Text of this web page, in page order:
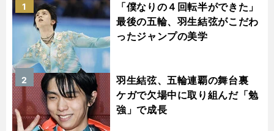
「僕なりの４回転半ができた」
最後の五輪、羽生結弦がこだわ
ったジャンプの美学
1
羽生結弦、五輪連覇の舞台裏
ケガで欠場中に取り組んだ「勉
強」で成長
2